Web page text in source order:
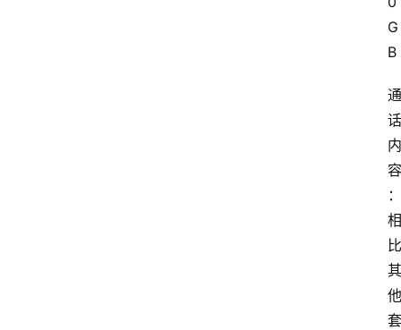
G
B
通
话
内
容
：
相
比
其
他
套